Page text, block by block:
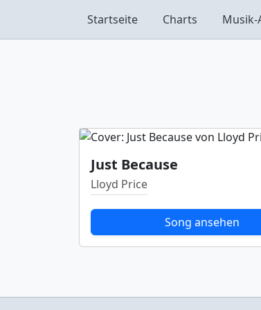
Startseite Charts Musik-
Just Because
Lloyd Price
Song ansehen